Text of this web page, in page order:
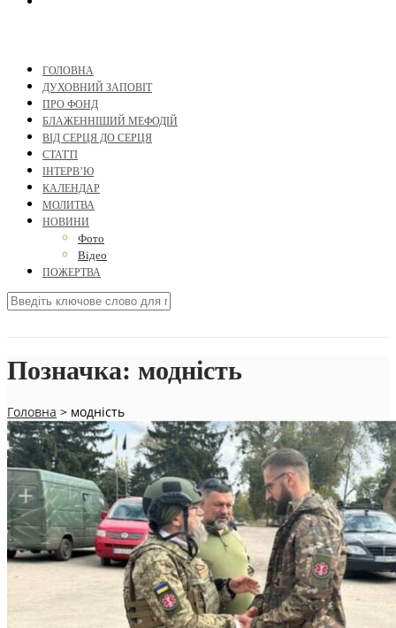
ГОЛОВНА
ДУХОВНИЙ ЗАПОВІТ
ПРО ФОНД
БЛАЖЕННІШИЙ МЕФОДІЙ
ВІД СЕРЦЯ ДО СЕРЦЯ
СТАТТІ
ІНТЕРВ’Ю
КАЛЕНДАР
МОЛИТВА
НОВИНИ
Фото
Відео
ПОЖЕРТВА
Позначка: модність
Головна > модність